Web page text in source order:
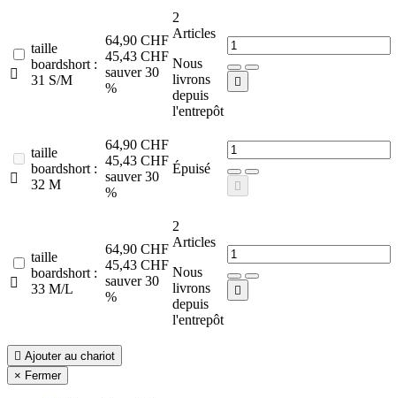

taille
boardshort :
31 S/M
64,90 CHF
45,43 CHF
sauver 30
%
2
Articles
Nous
livrons
depuis
l'entrepôt


taille
boardshort :
32 M
64,90 CHF
45,43 CHF
sauver 30
%
Épuisé


taille
boardshort :
33 M/L
64,90 CHF
45,43 CHF
sauver 30
%
2
Articles
Nous
livrons
depuis
l'entrepôt

 Ajouter au chariot
× Fermer